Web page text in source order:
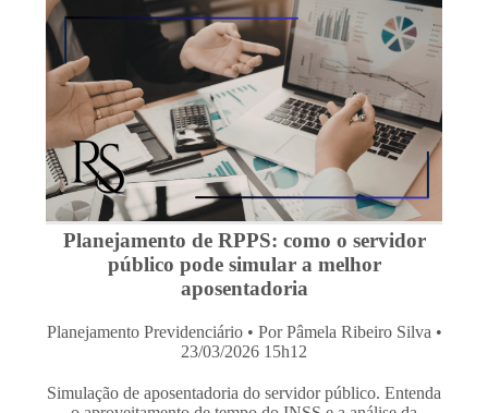
Planejamento de RPPS: como o servidor
público pode simular a melhor
aposentadoria
Planejamento Previdenciário • Por Pâmela Ribeiro Silva •
23/03/2026 15h12
Simulação de aposentadoria do servidor público. Entenda